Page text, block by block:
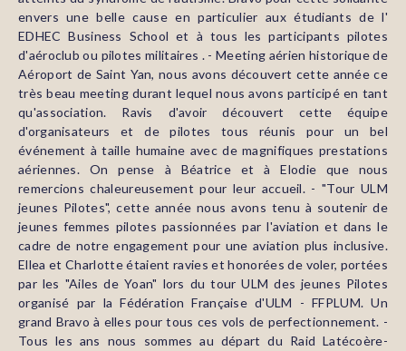
envers une belle cause en particulier aux étudiants de l'
EDHEC Business School et à tous les participants pilotes
d'aéroclub ou pilotes militaires . - Meeting aérien historique de
Aéroport de Saint Yan, nous avons découvert cette année ce
très beau meeting durant lequel nous avons participé en tant
qu'association. Ravis d'avoir découvert cette équipe
d'organisateurs et de pilotes tous réunis pour un bel
événement à taille humaine avec de magnifiques prestations
aériennes. On pense à Béatrice et à Elodie que nous
remercions chaleureusement pour leur accueil. - "Tour ULM
jeunes Pilotes", cette année nous avons tenu à soutenir de
jeunes femmes pilotes passionnées par l'aviation et dans le
cadre de notre engagement pour une aviation plus inclusive.
Ellea et Charlotte étaient ravies et honorées de voler, portées
par les "Ailes de Yoan" lors du tour ULM des jeunes Pilotes
organisé par la Fédération Française d'ULM - FFPLUM. Un
grand Bravo à elles pour tous ces vols de perfectionnement. -
Tous les ans nous sommes au départ du Raid Latécoère-